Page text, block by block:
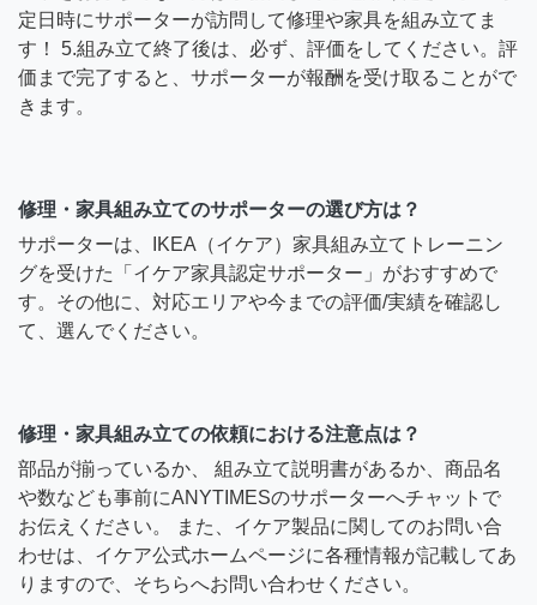
定日時にサポーターが訪問して修理や家具を組み立てま
す！ 5.組み立て終了後は、必ず、評価をしてください。評
価まで完了すると、サポーターが報酬を受け取ることがで
きます。
修理・家具組み立てのサポーターの選び方は？
サポーターは、IKEA（イケア）家具組み立てトレーニン
グを受けた「イケア家具認定サポーター」がおすすめで
す。その他に、対応エリアや今までの評価/実績を確認し
て、選んでください。
修理・家具組み立ての依頼における注意点は？
部品が揃っているか、 組み立て説明書があるか、商品名
や数なども事前にANYTIMESのサポーターへチャットで
お伝えください。 また、イケア製品に関してのお問い合
わせは、イケア公式ホームページに各種情報が記載してあ
りますので、そちらへお問い合わせください。